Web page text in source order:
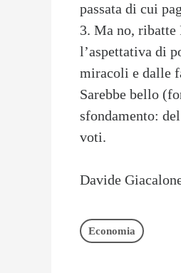
passata di cui
3. Ma no, ribatte
l’aspettativa di
miracoli e dalle
Sarebbe bello
sfondamento:
voti.
Davide
Economia